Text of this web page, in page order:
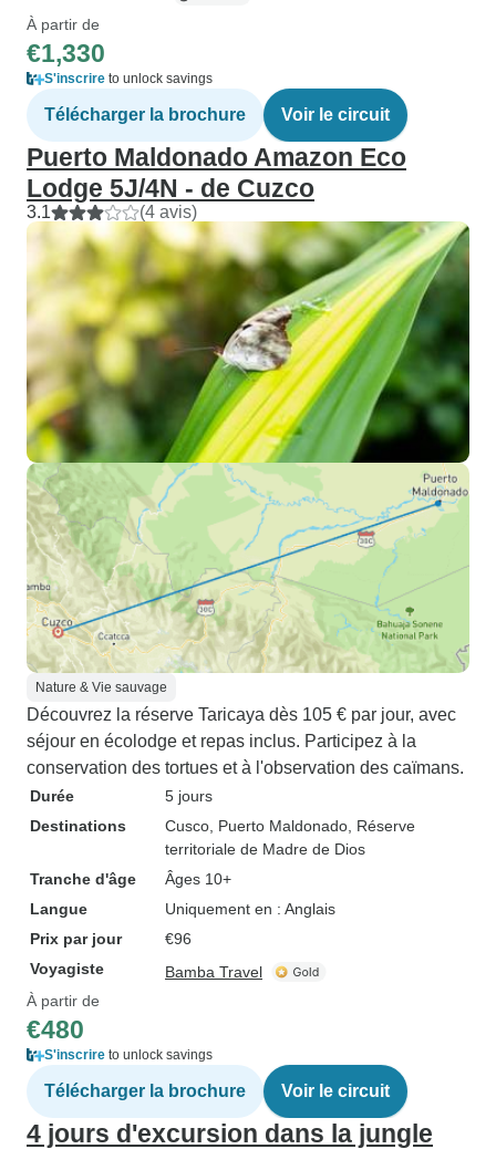
À partir de
€1,330
S'inscrire to unlock savings
Télécharger la brochure Voir le circuit
Puerto Maldonado Amazon Eco
Lodge 5J/4N - de Cuzco
3.1 (4 avis)
Nature & Vie sauvage
Découvrez la réserve Taricaya dès 105 € par jour, avec
séjour en écolodge et repas inclus. Participez à la
conservation des tortues et à l'observation des caïmans.
Durée
5 jours
Destinations
Cusco , Puerto Maldonado , Réserve
territoriale de Madre de Dios
Tranche d'âge
Âges 10+
Langue
Uniquement en : Anglais
Prix par jour
€96
Voyagiste
Bamba Travel
À partir de
€480
S'inscrire to unlock savings
Télécharger la brochure Voir le circuit
4 jours d'excursion dans la jungle